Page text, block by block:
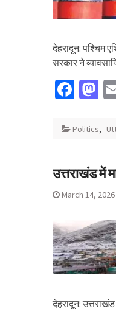
देहरादून: पश्चिम
सरकार ने
Politics,
उत्तराखंड में
March 14, 2026
देहरादून: